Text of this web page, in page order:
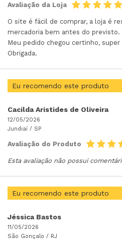
Avaliação da Loja
O site é fácil de comprar, a loja é
mercadoria bem antes do previsto.
Meu pedido chegou certinho, super
Obrigada.
Eu recomendo este produto
Cacilda Aristides de Oliveira
12/05/2026
Jundiaí / SP
Avaliação do Produto
Esta avaliação não possui
Eu recomendo este produto
Jéssica Bastos
11/05/2026
São Gonçalo / RJ